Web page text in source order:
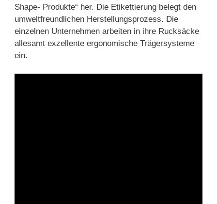
Shape- Produkte“ her. Die Etikettierung belegt den
umweltfreundlichen Herstellungsprozess. Die
einzelnen Unternehmen arbeiten in ihre Rucksäcke
allesamt exzellente ergonomische Trägersysteme
ein.